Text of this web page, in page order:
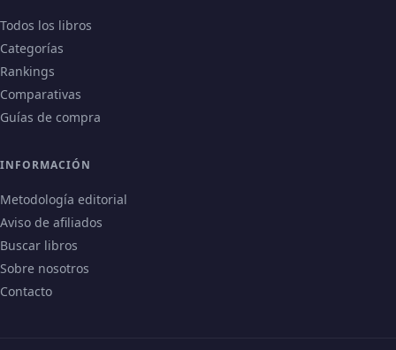
Todos los libros
Categorías
Rankings
Comparativas
Guías de compra
INFORMACIÓN
Metodología editorial
Aviso de afiliados
Buscar libros
Sobre nosotros
Contacto